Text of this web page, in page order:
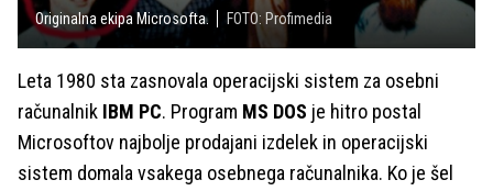
Originalna ekipa Microsofta. FOTO: Profimedia
Leta 1980 sta zasnovala operacijski sistem za osebni
računalnik IBM PC. Program MS DOS je hitro postal
Microsoftov najbolje prodajani izdelek in operacijski
sistem domala vsakega osebnega računalnika. Ko je šel